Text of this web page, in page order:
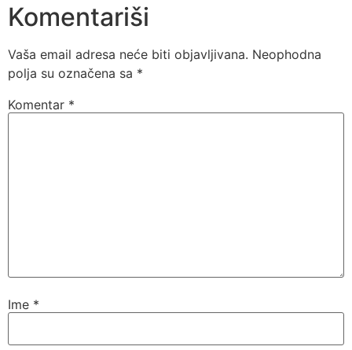
Komentariši
Vaša email adresa neće biti objavljivana. Neophodna
polja su označena sa *
Komentar *
Ime *